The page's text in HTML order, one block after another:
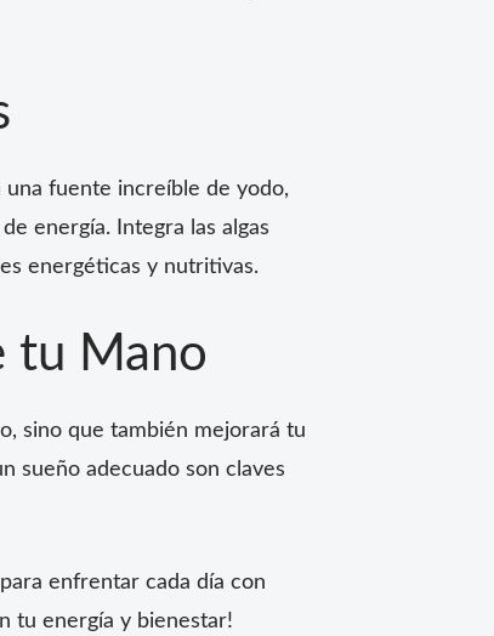
una fuente increíble de yodo,
energía. Integra las algas
energéticas y nutritivas.
tu Mano
sino que también mejorará tu
sueño adecuado son claves
enfrentar cada día con
tu energía y bienestar!